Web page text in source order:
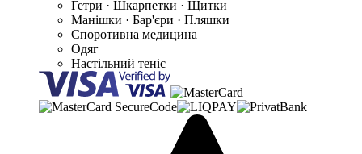
Гетри · Шкарпетки · Щитки
Манішки · Бар'єри · Пляшки
Споротивна медицина
Одяг
Настільний теніс